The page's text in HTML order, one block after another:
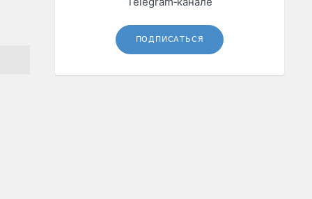
ПОДПИСАТЬСЯ